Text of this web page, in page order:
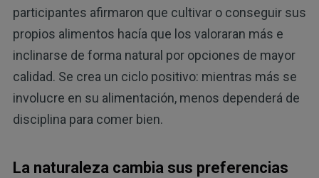
participantes afirmaron que cultivar o conseguir sus
propios alimentos hacía que los valoraran más e
inclinarse de forma natural por opciones de mayor
calidad. Se crea un ciclo positivo: mientras más se
involucre en su alimentación, menos dependerá de
disciplina para comer bien.
La naturaleza cambia sus preferencias